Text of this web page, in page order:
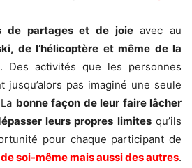
de partages et de joieavec au
de l’hélicoptère et même de la
Des activités que les personnes
jusqu’alors pas imaginé une seule
bonne façon de leur faire lâcher
leurs propres limitesqu’ils
pour chaque participant de
soi-même mais aussi des autres.